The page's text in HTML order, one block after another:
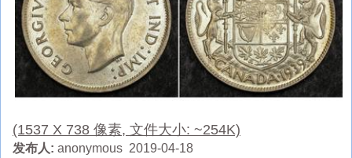
(1537 X 738 像素, 文件大小: ~254K)
发布人: anonymous 2019-04-18